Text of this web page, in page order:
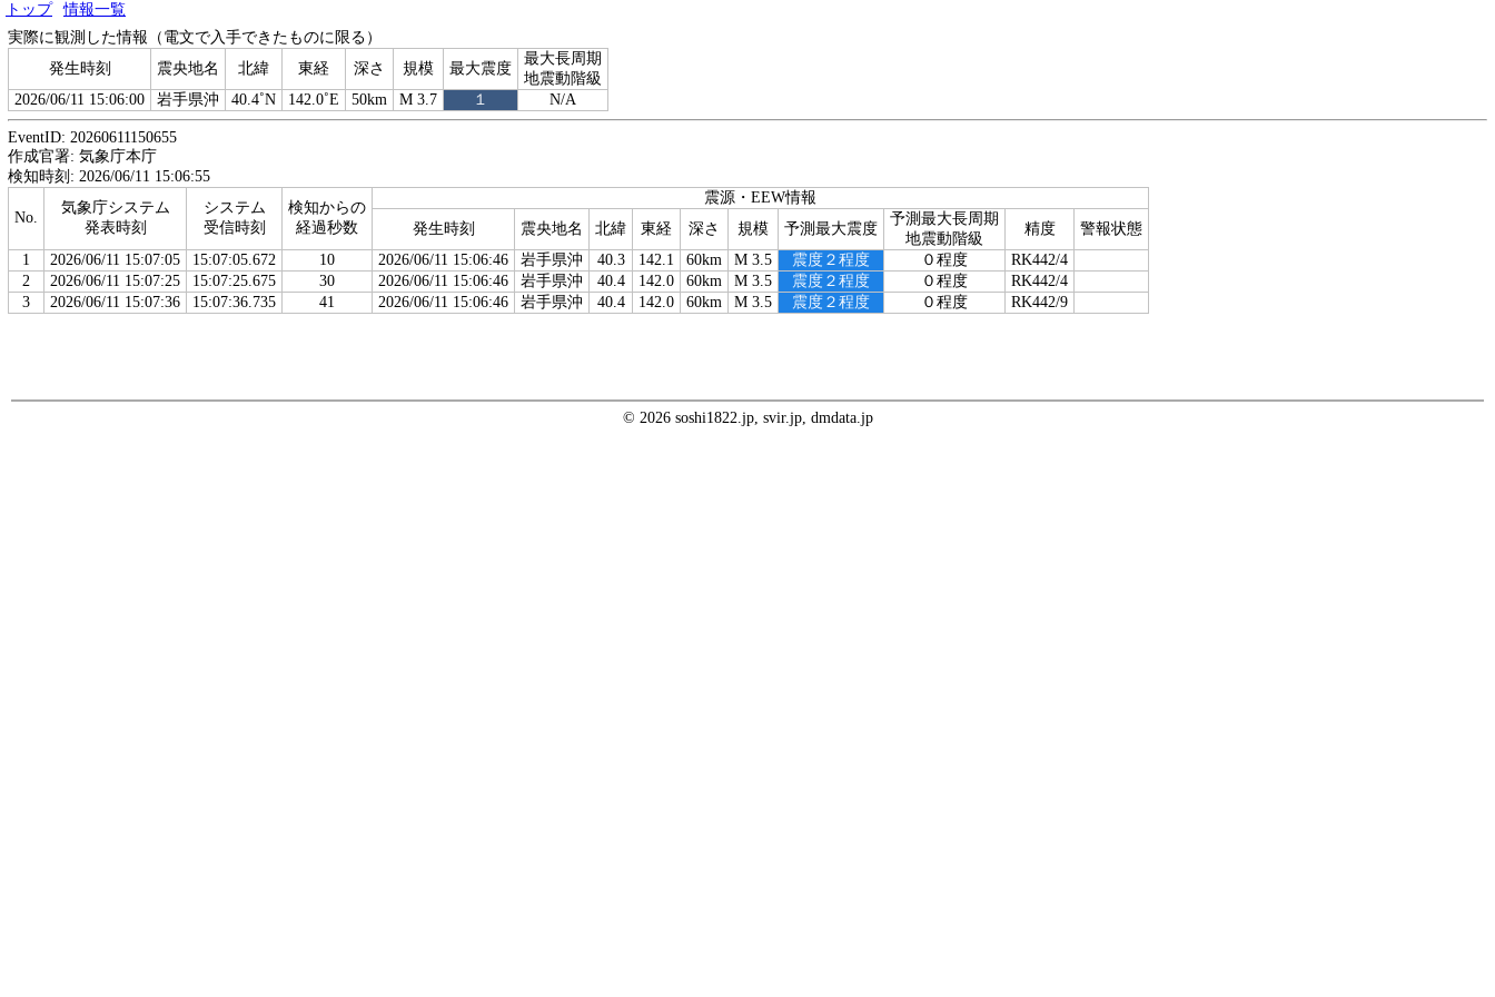
トップ
情報一覧
実際に観測した情報（電文で入手できたものに限る）
発生時刻
震央地名 北緯 東経 深さ 規模 最大震度
最大長周期
地震動階級
2026/06/11 15:06:00
岩手県沖 40.4˚N 142.0˚E 50km M 3.7 １ N/A
EventID: 20260611150655
作成官署: 気象庁本庁
検知時刻: 2026/06/11 15:06:55
No.
気象庁システム
発表時刻
システム
受信時刻
検知からの
経過秒数
震源・EEW情報
発生時刻
震央地名 北緯 東経 深さ 規模 予測最大震度
予測最大長周期
地震動階級
精度
警報状態
1
2026/06/11 15:07:05 15:07:05.672 10 2026/06/11 15:06:46 岩手県沖 40.3 142.1 60km M 3.5 震度２程度 ０程度
RK442/4
2
2026/06/11 15:07:25 15:07:25.675 30 2026/06/11 15:06:46 岩手県沖 40.4 142.0 60km M 3.5 震度２程度 ０程度
RK442/4
3
2026/06/11 15:07:36 15:07:36.735 41 2026/06/11 15:06:46 岩手県沖 40.4 142.0 60km M 3.5 震度２程度 ０程度 RK442/9
© 2026 soshi1822.jp, svir.jp, dmdata.jp